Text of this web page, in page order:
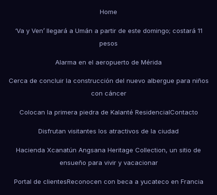
Home
‘Va y Ven’ llegará a Umán a partir de este domingo; costará 11
pesos
Alarma en el aeropuerto de Mérida
Cerca de concluir la construcción del nuevo albergue para niños
con cáncer
Colocan la primera piedra de Kalanté ResidencialContacto
Disfrutan visitantes los atractivos de la ciudad
Hacienda Xcanatún Angsana Heritage Collection, un sitio de
ensueño para vivir y vacacionar
Portal de clientesReconocen con beca a yucateco en Francia